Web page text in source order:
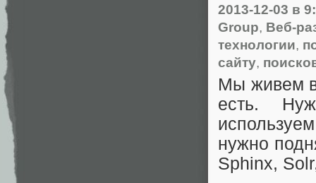
2013-12-03 в
Group, Веб-
технологии,
сайту,
Мы живем
есть.
нужно
Sphinx,